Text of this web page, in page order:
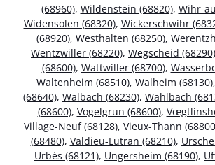
(68960), Wildenstein (68820), Wihr-
Widensolen (68320), Wickerschwihr
(68920), Westhalten (68250),
Wentzwiller (68220), Wegscheid (68290)
(68600), Wattwiller (68700),
Waltenheim (68510), Walheim (68130),
(68640), Walbach (68230), Wahlbach
(68600), Vogelgrun (68600),
Village-Neuf (68128), Vieux-Thann
(68480), Valdieu-Lutran (68210),
Urbès (68121), Ungersheim (68190),